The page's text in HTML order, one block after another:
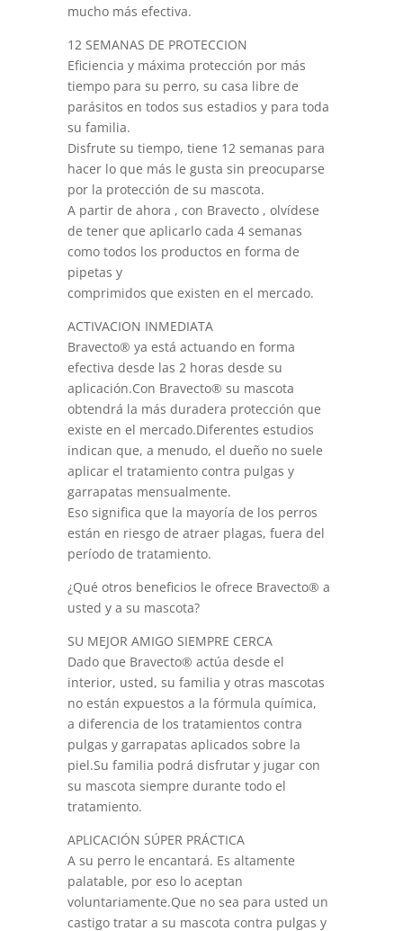
mucho más efectiva.
12 SEMANAS DE PROTECCION
Eficiencia y máxima protección por más
tiempo para su perro, su casa libre de
parásitos en todos sus estadios y para toda
su familia.
Disfrute su tiempo, tiene 12 semanas para
hacer lo que más le gusta sin preocuparse
por la protección de su mascota.
A partir de ahora , con Bravecto , olvídese
de tener que aplicarlo cada 4 semanas
como todos los productos en forma de
pipetas y
comprimidos que existen en el mercado.
ACTIVACION INMEDIATA
Bravecto® ya está actuando en forma
efectiva desde las 2 horas desde su
aplicación.Con Bravecto® su mascota
obtendrá la más duradera protección que
existe en el mercado.Diferentes estudios
indican que, a menudo, el dueño no suele
aplicar el tratamiento contra pulgas y
garrapatas mensualmente.
Eso significa que la mayoría de los perros
están en riesgo de atraer plagas, fuera del
período de tratamiento.
¿Qué otros beneficios le ofrece Bravecto® a
usted y a su mascota?
SU MEJOR AMIGO SIEMPRE CERCA
Dado que Bravecto® actúa desde el
interior, usted, su familia y otras mascotas
no están expuestos a la fórmula química,
a diferencia de los tratamientos contra
pulgas y garrapatas aplicados sobre la
piel.Su familia podrá disfrutar y jugar con
su mascota siempre durante todo el
tratamiento.
APLICACIÓN SÚPER PRÁCTICA
A su perro le encantará. Es altamente
palatable, por eso lo aceptan
voluntariamente.Que no sea para usted un
castigo tratar a su mascota contra pulgas y